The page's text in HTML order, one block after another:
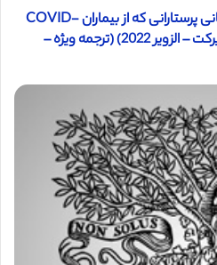
دانلود ترجمه مقاله هوش هیجانی پرستارانی که از بیماران COVID-
19 مراقبت می کنند (ساینس دایرکت – الزویر 2022) (ترجمه ویژه –